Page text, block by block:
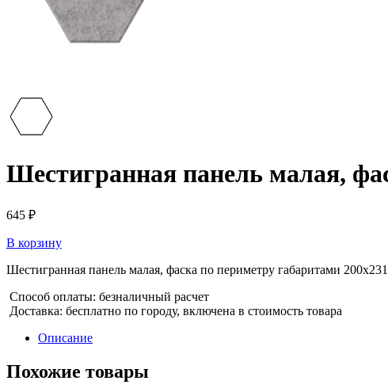
Шестигранная панель малая,
645 ₽
В корзину
Шестигранная панель малая, фаска по периметру габаритами
Способ оплаты: безналичный расчет
Доставка: бесплатно по городу, включена в стоимость товара
Описание
Похожие товары